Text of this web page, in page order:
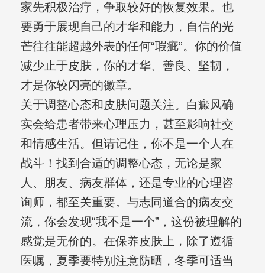
家先积极治疗，争取较好的恢复效果。也
要勇于展现自己的才华和能力，自信的光
芒往往能超越外表的任何“瑕疵”。你的价值
减少止于皮肤，你的才华、善良、坚韧，
才是你较闪亮的徽章。
关于调整心态和皮肤问题关注。白癜风确
实会给患者带来心理压力，甚至影响社交
和情感生活。但请记住，你不是一个人在
战斗！找到合适的调整心态，无论是家
人、朋友、病友群体，还是专业的心理咨
询师，都至关重要。与志同道合的病友交
流，你会发现“我不是一个”，这份被理解的
感觉是无价的。在保养皮肤上，除了遵循
医嘱，夏季要特别注意防晒，冬季可适当